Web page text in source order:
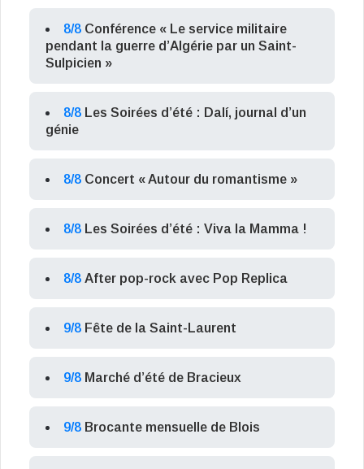
8/8 Conférence « Le service militaire
pendant la guerre d’Algérie par un Saint-
Sulpicien »
8/8 Les Soirées d’été : Dalí, journal d’un
génie
8/8 Concert « Autour du romantisme »
8/8 Les Soirées d’été : Viva la Mamma !
8/8 After pop-rock avec Pop Replica
9/8 Fête de la Saint-Laurent
9/8 Marché d’été de Bracieux
9/8 Brocante mensuelle de Blois